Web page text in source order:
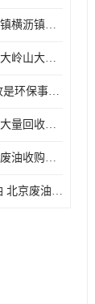
惠城区汝湖镇马安镇横沥镇芦洲镇 惠阳新圩镇镇镇沙田镇废机油废液压油废润滑油废废火花机油废白电油废废齿轮油废白矿油废变压器油废燃料油
东莞长安虎门厚街大岭山大量回收废开油水废洗枪水废稀释剂
废*是什么 废*回收是环保事业吗
东莞中山佛山惠州大量回收废机油，废液压油，废润滑油，废，废火花机油，废白电油，废，废齿轮油，废白矿油，废变压器油，废燃料油，废切削油
北京废油回收北京废油收购再生注意的事项
供应废油 北京废油 北京废油回收 废油收购